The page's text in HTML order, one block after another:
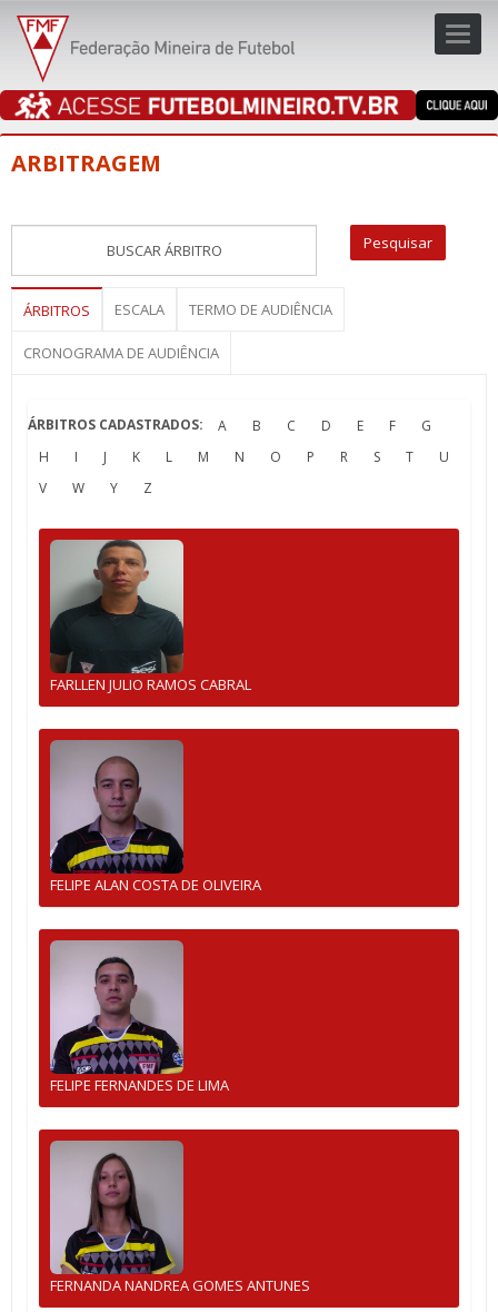
ARBITRAGEM
ÁRBITROS ESCALA TERMO DE AUDIÊNCIA
CRONOGRAMA DE AUDIÊNCIA
ÁRBITROS CADASTRADOS: A B C D E F
G
H
I J K L M N O P R S T
U
V
W Y Z
FARLLEN JULIO RAMOS CABRAL
FELIPE ALAN COSTA DE OLIVEIRA
FELIPE FERNANDES DE LIMA
FERNANDA NANDREA GOMES ANTUNES